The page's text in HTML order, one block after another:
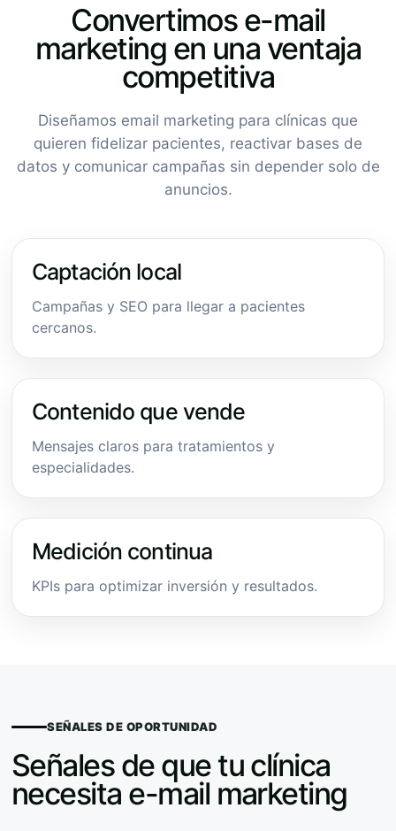
Convertimos e-mail
marketing en una ventaja
competitiva
Diseñamos email marketing para clínicas que
quieren fidelizar pacientes, reactivar bases de
datos y comunicar campañas sin depender solo de
anuncios.
Captación local
Campañas y SEO para llegar a pacientes
cercanos.
Contenido que vende
Mensajes claros para tratamientos y
especialidades.
Medición continua
KPIs para optimizar inversión y resultados.
SEÑALES DE OPORTUNIDAD
Señales de que tu clínica
necesita e-mail marketing